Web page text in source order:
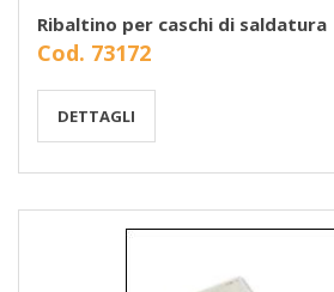
Ribaltino per caschi di saldatura
Cod. 73172
DETTAGLI